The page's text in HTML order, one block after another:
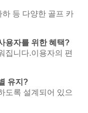
등 다양한 골프 카
용자를 위한 혜택?
집니다.이용자의 편
유지?
도록 설계되어 있으